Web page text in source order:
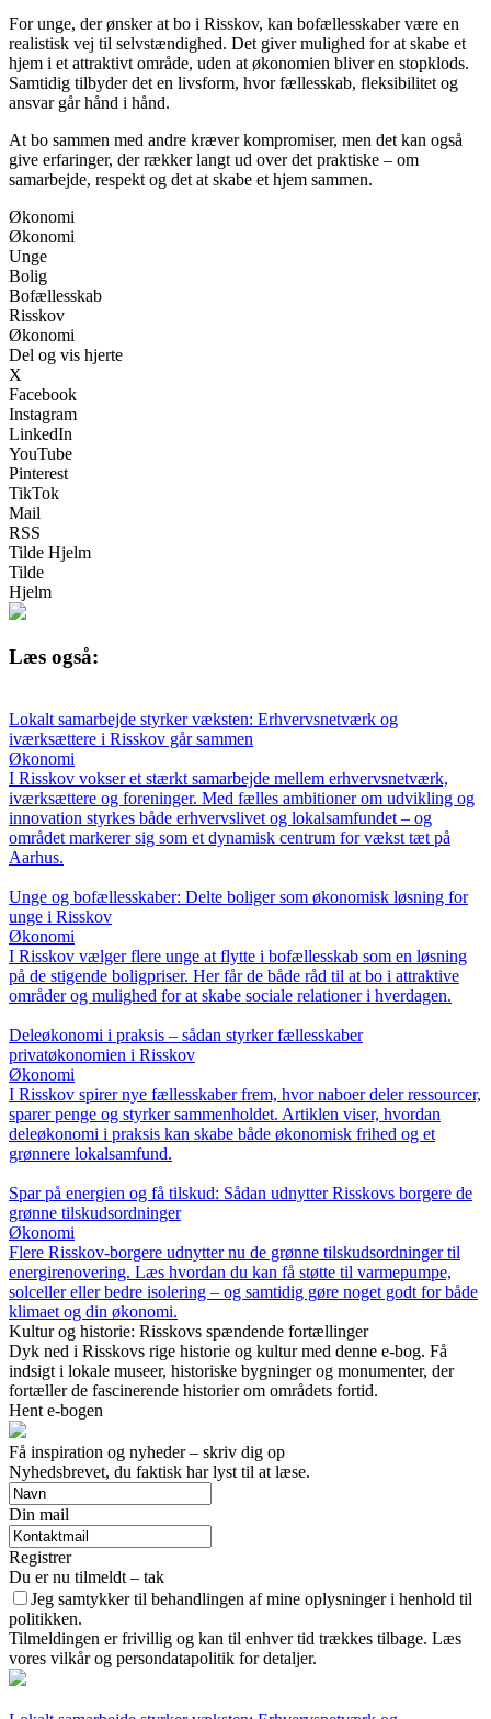
For unge, der ønsker at bo i Risskov, kan bofællesskaber være en
realistisk vej til selvstændighed. Det giver mulighed for at skabe et
hjem i et attraktivt område, uden at økonomien bliver en stopklods.
Samtidig tilbyder det en livsform, hvor fællesskab, fleksibilitet og
ansvar går hånd i hånd.
At bo sammen med andre kræver kompromiser, men det kan også
give erfaringer, der rækker langt ud over det praktiske – om
samarbejde, respekt og det at skabe et hjem sammen.
Økonomi
Økonomi
Unge
Bolig
Bofællesskab
Risskov
Økonomi
Del og vis hjerte
X
Facebook
Instagram
LinkedIn
YouTube
Pinterest
TikTok
Mail
RSS
Tilde Hjelm
Tilde
Hjelm
Læs også:
Lokalt samarbejde styrker væksten: Erhvervsnetværk og
iværksættere i Risskov går sammen
Økonomi
I Risskov vokser et stærkt samarbejde mellem erhvervsnetværk,
iværksættere og foreninger. Med fælles ambitioner om udvikling og
innovation styrkes både erhvervslivet og lokalsamfundet – og
området markerer sig som et dynamisk centrum for vækst tæt på
Aarhus.
Unge og bofællesskaber: Delte boliger som økonomisk løsning for
unge i Risskov
Økonomi
I Risskov vælger flere unge at flytte i bofællesskab som en løsning
på de stigende boligpriser. Her får de både råd til at bo i attraktive
områder og mulighed for at skabe sociale relationer i hverdagen.
Deleøkonomi i praksis – sådan styrker fællesskaber
privatøkonomien i Risskov
Økonomi
I Risskov spirer nye fællesskaber frem, hvor naboer deler ressourcer,
sparer penge og styrker sammenholdet. Artiklen viser, hvordan
deleøkonomi i praksis kan skabe både økonomisk frihed og et
grønnere lokalsamfund.
Spar på energien og få tilskud: Sådan udnytter Risskovs borgere de
grønne tilskudsordninger
Økonomi
Flere Risskov-borgere udnytter nu de grønne tilskudsordninger til
energirenovering. Læs hvordan du kan få støtte til varmepumpe,
solceller eller bedre isolering – og samtidig gøre noget godt for både
klimaet og din økonomi.
Kultur og historie: Risskovs spændende fortællinger
Dyk ned i Risskovs rige historie og kultur med denne e-bog. Få
indsigt i lokale museer, historiske bygninger og monumenter, der
fortæller de fascinerende historier om områdets fortid.
Hent e-bogen
Få inspiration og nyheder – skriv dig op
Nyhedsbrevet, du faktisk har lyst til at læse.
Din mail
Registrer
Du er nu tilmeldt – tak
Jeg samtykker til behandlingen af mine oplysninger i henhold til
politikken.
Tilmeldingen er frivillig og kan til enhver tid trækkes tilbage. Læs
vores vilkår og persondatapolitik for detaljer.